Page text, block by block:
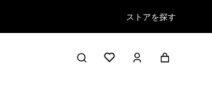
ストアを探す